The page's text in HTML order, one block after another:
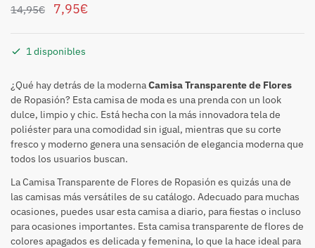
14,95€ 7,95€
1 disponibles
¿Qué hay detrás de la modernaCamisa Transparente de Flores
de Ropasión? Esta camisa de moda es una prenda con un look
dulce, limpio y chic. Está hecha con la más innovadora tela de
poliéster para una comodidad sin igual, mientras que su corte
fresco y moderno genera una sensación de elegancia moderna que
todos los usuarios buscan.
La Camisa Transparente de Flores de Ropasión es quizás una de
las camisas más versátiles de su catálogo. Adecuado para muchas
ocasiones, puedes usar esta camisa a diario, para fiestas o incluso
para ocasiones importantes. Esta camisa transparente de flores de
colores apagados es delicada y femenina, lo que la hace ideal para